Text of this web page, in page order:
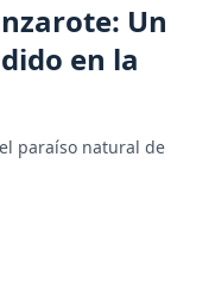
Un
en la
paraíso natural de